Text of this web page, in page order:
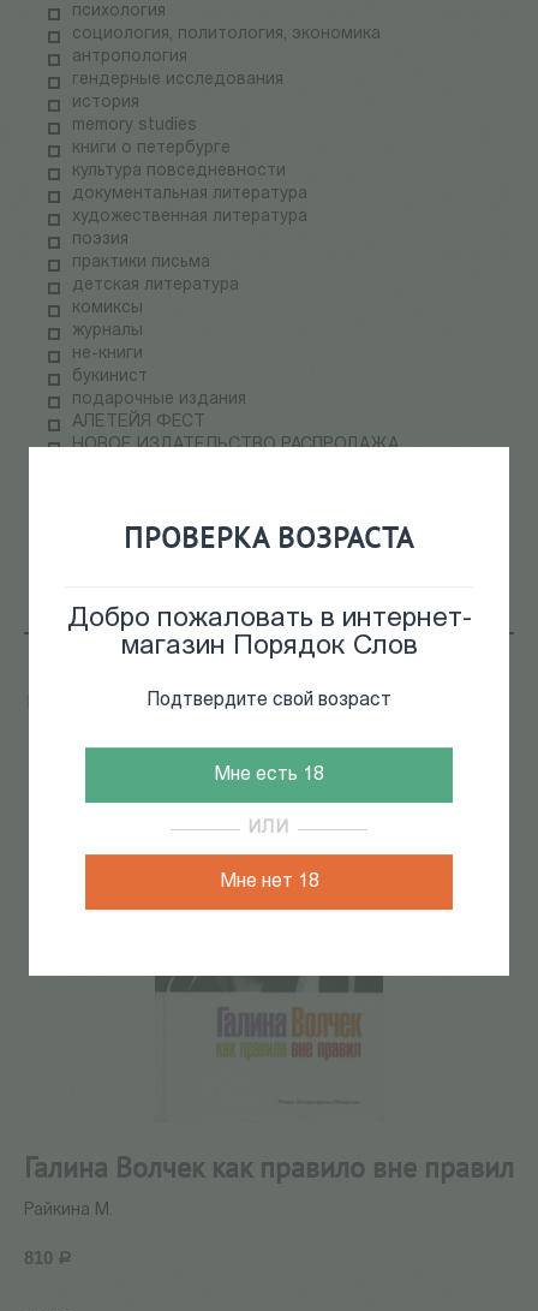
ПРОВЕРКА ВОЗРАСТА
Добро пожаловать в интернет-
магазин Порядок Слов
Подтвердите свой возраст
Мне есть 18
ИЛИ
Мне нет 18
психология
социология, политология, экономика
антропология
гендерные исследования
история
memory studies
книги о петербурге
культура повседневности
документальная литература
художественная литература
поэзия
практики письма
детская литература
комиксы
журналы
не-книги
букинист
подарочные издания
АЛЕТЕЙЯ ФЕСТ
НОВОЕ ИЗДАТЕЛЬСТВО РАСПРОДАЖА
теория медиа
КАТАЛОГ КНИГ / документальная литература
Галина Волчек как правило вне правил
Райкина М.
810 Р